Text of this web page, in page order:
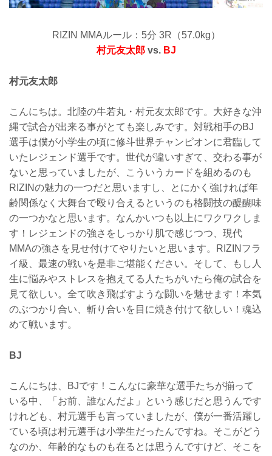
RIZIN MMAルール：5分 3R（57.0kg）
村元友太郎vs. BJ
村元友太郎
こんにちは。北陸の牛若丸・村元友太郎です。大好きな沖
縄で試合が出来る事がとても楽しみです。対戦相手のBJ
選手は僕が小学生の頃に修斗世界チャンピオンに君臨して
いたレジェンド選手です。世代が違いすぎて、交わる事が
ないと思っていましたが、こういうカードを組めるのも
RIZINの魅力の一つだと思いますし、とにかく強ければ年
齢関係なく大舞台で殴り合えるというのも格闘技の醍醐味
の一つかなと思います。なんかいつも以上にワクワクしま
す！レジェンドの強さをしっかり肌で感じつつ、現代
MMAの強さを見せ付けてやりたいと思います。RIZINフラ
イ級、最速の戦いを是非ご堪能ください。そして、もし人
生に悩みやストレスを抱えてる人たちがいたら俺の試合を
見て欲しい。全て吹き飛ばすような闘いを魅せます！本気
のぶつかり合い、斬り合いを目に焼き付けて欲しい！魂込
めて戦います。
BJ
こんにちは、BJです！こんなに豪華な選手たちが揃って
いる中、「お前、誰なんだよ」という感じだと思うんです
けれども、村元選手も言っていましたが、僕が一番活躍し
ている頃は村元選手は小学生だったんですね。そこがどう
なのか、年齢的なものも在るとは思うんですけど、そこを